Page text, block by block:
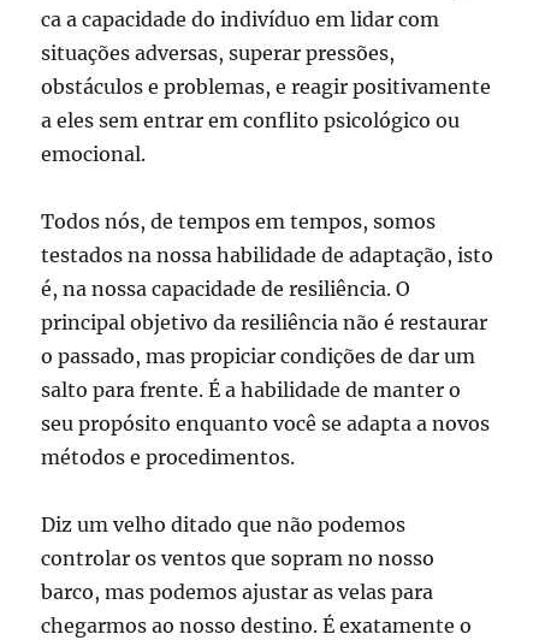
ca a capacidade do indivíduo em lidar com
situações adversas, superar pressões,
obstáculos e problemas, e reagir positivamente
a eles sem entrar em conflito psicológico ou
emocional.
Todos nós, de tempos em tempos, somos
testados na nossa habilidade de adaptação, isto
é, na nossa capacidade de resiliência. O
principal objetivo da resiliência não é restaurar
o passado, mas propiciar condições de dar um
salto para frente. É a habilidade de manter o
seu propósito enquanto você se adapta a novos
métodos e procedimentos.
Diz um velho ditado que não podemos
controlar os ventos que sopram no nosso
barco, mas podemos ajustar as velas para
chegarmos ao nosso destino. É exatamente o